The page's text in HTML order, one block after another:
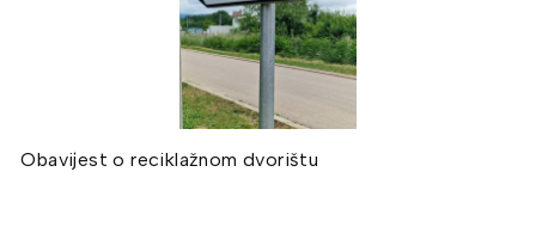
Obavijest o reciklažnom dvorištu